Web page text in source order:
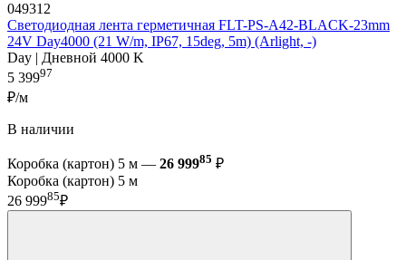
049312
Светодиодная лента герметичная FLT-PS-A42-BLACK-23mm
24V Day4000 (21 W/m, IP67, 15deg, 5m) (Arlight, -)
Day | Дневной 4000 K
5 39997
₽/м
В наличии
Коробка (картон) 5 м — 26 99985 ₽
Коробка (картон) 5 м
26 99985₽